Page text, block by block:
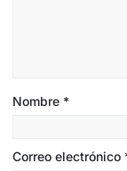
Nombre *
Correo electrónico